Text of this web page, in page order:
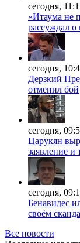
сегодня,
«Итаума не
рассуждал
сегодня,
Дерзкий
отменил бой
сегодня,
Царукян
заявление и
сегодня,
Бенавидес
своём
Все новости